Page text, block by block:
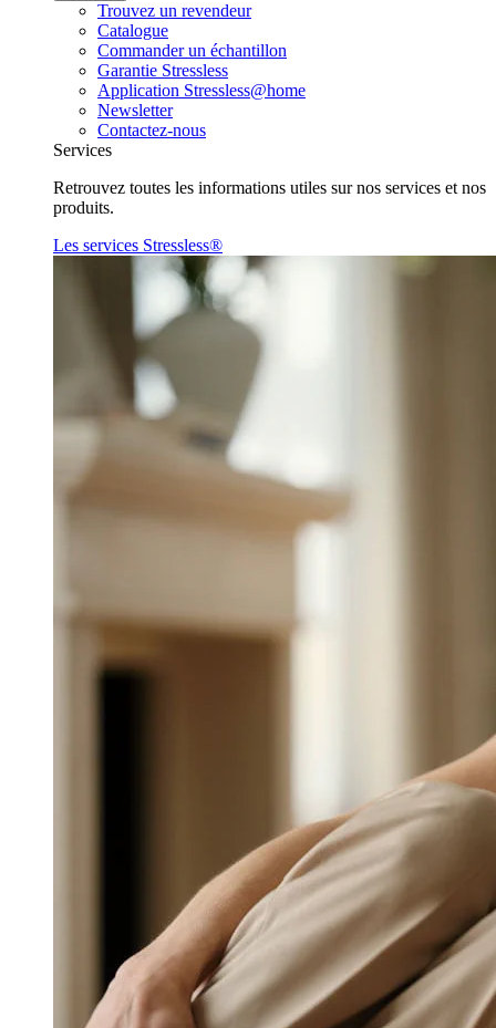
Trouvez un revendeur
Catalogue
Commander un échantillon
Garantie Stressless
Application Stressless@home
Newsletter
Contactez-nous
Services
Retrouvez toutes les informations utiles sur nos services et nos
produits.
Les services Stressless®